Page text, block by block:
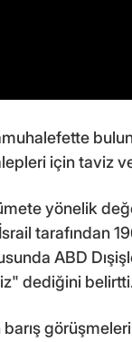
için taviz
yönelik
tarafından
ABD
dediğini